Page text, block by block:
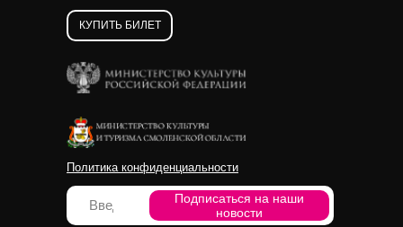
КУПИТЬ БИЛЕТ
Политика конфиденциальности
Подписаться на наши
новости